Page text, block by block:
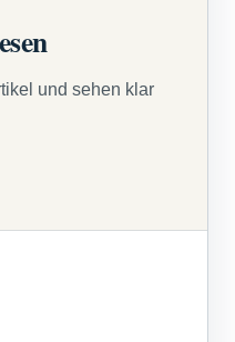
und sehen klar